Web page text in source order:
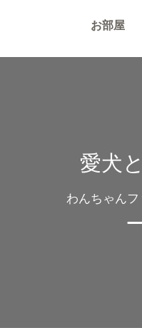
お部屋
愛犬
わんちゃん